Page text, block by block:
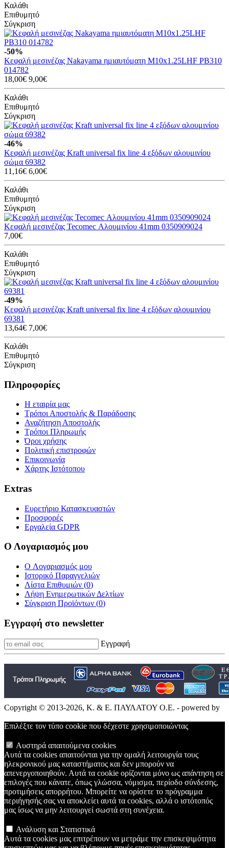
Καλάθι
Επιθυμητό
Σύγκριση
-50%
Κεφαλή μεσινέζας Nakayama ημιαυτόματη M10x1.25LHF PB310
014782
18,00€ 9,00€
Καλάθι
Επιθυμητό
Σύγκριση
-46%
Κεφαλή μεσινέζας Kraft universal fix line 4 εξόδων αλουμινίου
σώμα 69382
11,16€ 6,00€
Καλάθι
Επιθυμητό
Σύγκριση
Κεφαλή μεσινέζας Tecomec Αλουμινίου 41mm 0350909024
7,00€
Καλάθι
Επιθυμητό
Σύγκριση
-49%
Κεφαλή μεσινέζας Kraft universal fix line 4 εξόδων αλουμινίου
69381
13,64€ 7,00€
Καλάθι
Επιθυμητό
Σύγκριση
Πληροφορίες
Η εταιρία μας
Τρόποι Αποστολής & Παράδοσης
Αναζήτηση Αποστολής
Τρόποι Πληρωμής
Όροι χρήσης
Πολιτική επιστροφών
Επικοινωνία
Χάρτης Ιστότοπου
Extras
Ευρετήριο Κατασκευαστών
Προσφορές
Εργαλεία GDPR
Ο Λογαριασμός μου
O Λογαριασμός μου
Ιστορικό Παραγγελιών
Λίστα Επιθυμιών (0)
Λήψη Ενημερωτικών Δελτίων
Σύγκριση Προϊόντων (0)
Εγγραφή στο newsletter
Εγγραφή
Copyright © 2013-2026, Κ. & Ε. ΠΑΥΛΑΤΟΥ Ο.Ε. - powered by
Επιλέξτε τον τύπο cookie που δέχεστε χρησιμοποιώντας
Αυστηρά απαιτούμενα cookies
Αυτά τα cookies απαιτούνται για την ομαλή λειτουργία τους
ηλεκρονικού μας καταστήματος και δεν μπορούν να
απενεργοποιηθούν. Αυτά τα cookie ορίζονται μόνο ως απάντηση σε
επιλογές που κάνατε, όπως γλώσσα, νόμισμα, περίοδο σύνδεσης,
προτιμήσεις απορρήτου. Μπορείτε να ορίσετε το πρόγραμμα
περιήγησής σας να αποκλείει αυτά τα cookies, αλλά ο ιστότοπός
μας ίσως να μην λειτουργεί σωστά στη συνέχεια.
Ανάλυση και Στατιστικά
Αυτά τα cookies μας επιτρέπουν να μετράμε την επισκεψιμότητα